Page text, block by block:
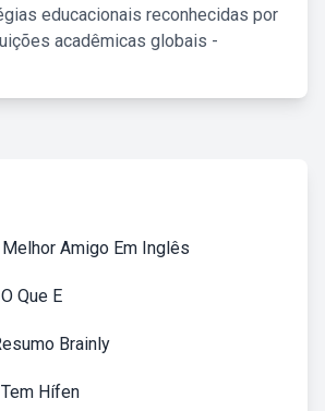
educacionais reconhecidas por
acadêmicas globais -
Amigo Em Inglês
Que E
Brainly
Hífen